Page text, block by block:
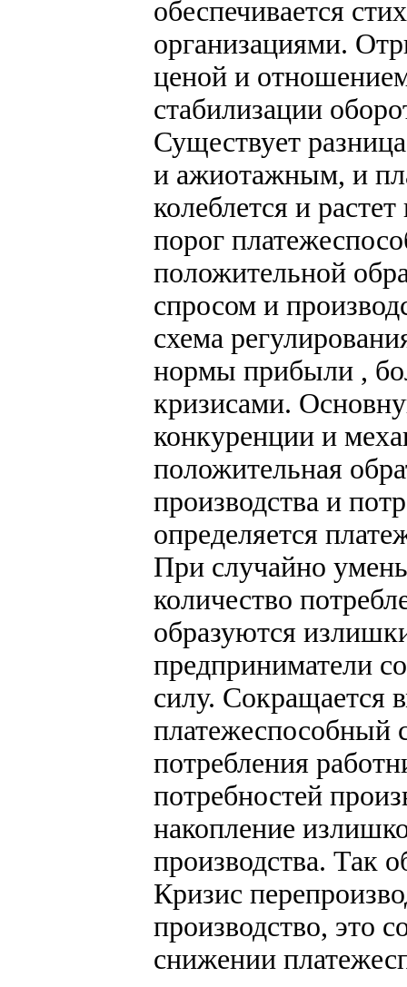
обеспечивается
организациями.
ценой и
стабилизации
Существует
и ажиотажным, и
колеблется и
порог
положительной
спросом и
схема
нормы прибыли ,
кризисами.
конкуренции и
положительная
производства и
определяется
При случайно
количество
образуются
предприниматели
силу. Сокращается
платежеспособный
потребления
потребностей
накопление
производства. Так
Кризис
производство, это
снижении